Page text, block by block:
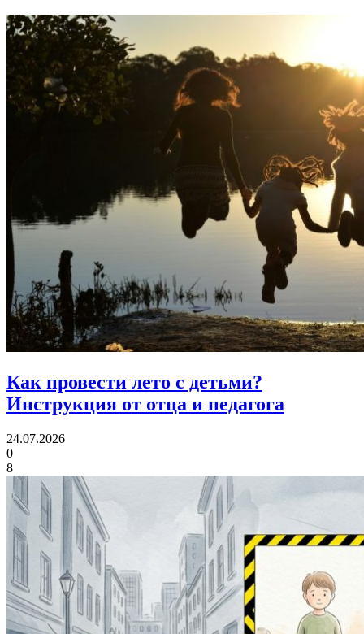
Как провести лето с детьми?
Инструкция от отца и педагога
24.07.2026
0
8